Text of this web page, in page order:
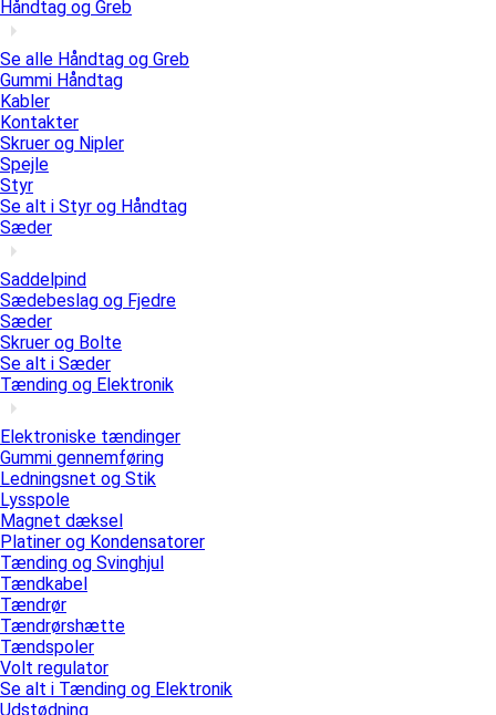
Håndtag og Greb
Se alle Håndtag og Greb
Gummi Håndtag
Kabler
Kontakter
Skruer og Nipler
Spejle
Styr
Se alt i Styr og Håndtag
Sæder
Saddelpind
Sædebeslag og Fjedre
Sæder
Skruer og Bolte
Se alt i Sæder
Tænding og Elektronik
Elektroniske tændinger
Gummi gennemføring
Ledningsnet og Stik
Lysspole
Magnet dæksel
Platiner og Kondensatorer
Tænding og Svinghjul
Tændkabel
Tændrør
Tændrørshætte
Tændspoler
Volt regulator
Se alt i Tænding og Elektronik
Udstødning